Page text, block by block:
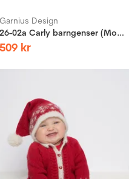
Garnius Design
26-02a Carly barngenser (Mohair)
509 kr